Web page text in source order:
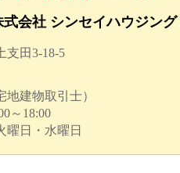
式会社 シンセイハウジング
支田3-18-5
建物取引士）
～18:00
曜日・水曜日